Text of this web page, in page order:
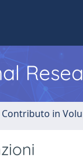
Contributo in